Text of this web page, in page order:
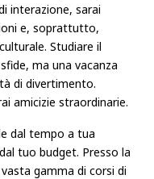
interazione, sarai
e, soprattutto,
Studiare il
ma una vacanza
di divertimento.
amicizie straordinarie.
dal tempo a tua
tuo budget. Presso la
gamma di corsi di